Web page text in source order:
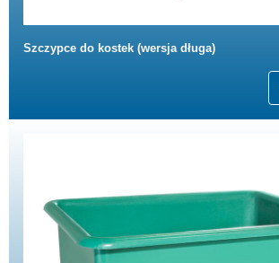
Szczypce do kostek (wersja długa)